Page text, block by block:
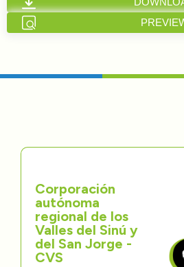
Directorios
Contáctenos
Corporación
autónoma
regional de los
Valles del Sinú y
del San Jorge -
CVS